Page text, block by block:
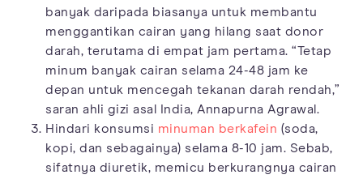
banyak daripada biasanya untuk membantu
menggantikan cairan yang hilang saat donor
darah, terutama di empat jam pertama. “Tetap
minum banyak cairan selama 24-48 jam ke
depan untuk mencegah tekanan darah rendah,”
saran ahli gizi asal India, Annapurna Agrawal.
Hindari konsumsi minuman berkafein (soda,
kopi, dan sebagainya) selama 8-10 jam. Sebab,
sifatnya diuretik, memicu berkurangnya cairan